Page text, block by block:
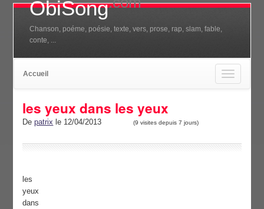
ObiSong
Chanson, poéme, poésie, texte, vers, prose, rap, slam, fable,
conte, ...
Toggle
navigation
Accueil
les yeux dans les yeux
Depatrix le 12/04/2013 (9 visites depuis 7 jours)
les
yeux
dans